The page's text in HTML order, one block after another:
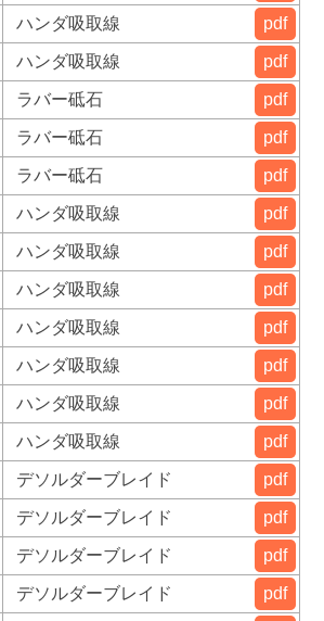
ハンダ吸取線 pdf
ハンダ吸取線 pdf
ラバー砥石 pdf
ラバー砥石 pdf
ラバー砥石 pdf
ハンダ吸取線 pdf
ハンダ吸取線 pdf
ハンダ吸取線 pdf
ハンダ吸取線 pdf
ハンダ吸取線 pdf
ハンダ吸取線 pdf
ハンダ吸取線 pdf
デソルダーブレイド pdf
デソルダーブレイド pdf
デソルダーブレイド pdf
デソルダーブレイド pdf